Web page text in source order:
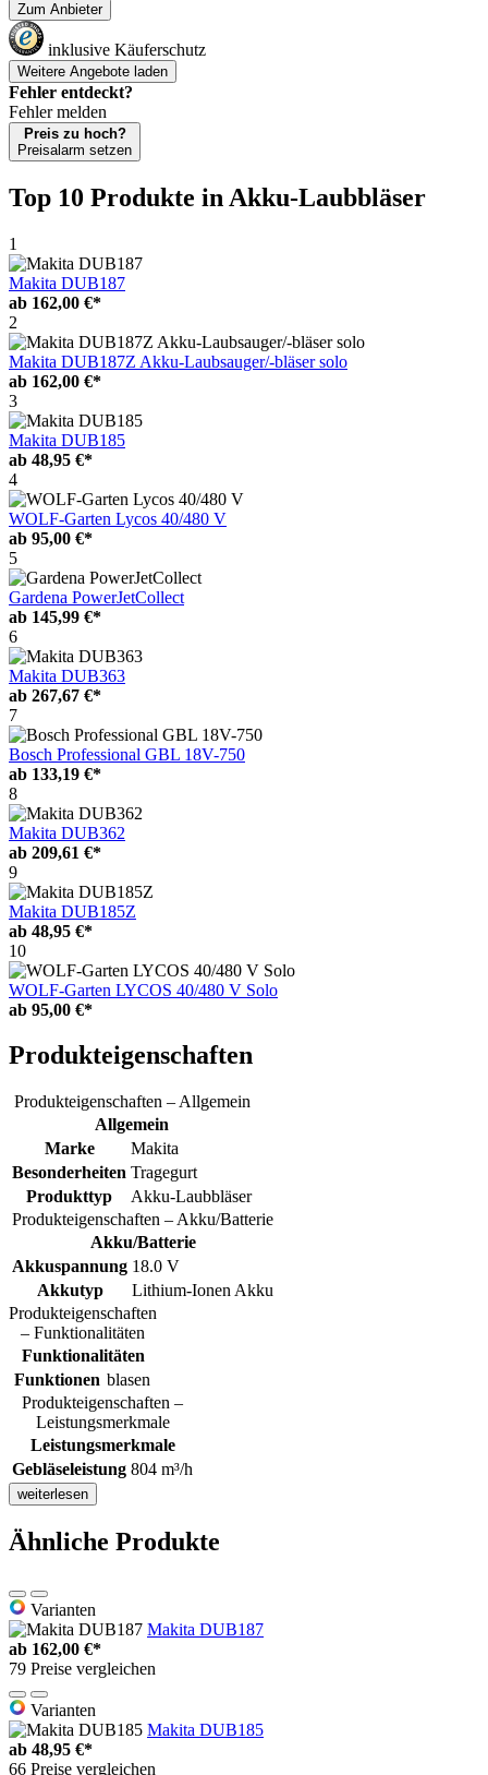
Zum Anbieter
inklusive Käuferschutz
Weitere Angebote laden
Fehler entdeckt?
Fehler melden
Preis zu hoch?
Preisalarm setzen
Top 10 Produkte in Akku-Laubbläser
1
Makita DUB187
ab 162,00 €*
2
Makita DUB187Z Akku-Laubsauger/-bläser solo
ab 162,00 €*
3
Makita DUB185
ab 48,95 €*
4
WOLF-Garten Lycos 40/480 V
ab 95,00 €*
5
Gardena PowerJetCollect
ab 145,99 €*
6
Makita DUB363
ab 267,67 €*
7
Bosch Professional GBL 18V-750
ab 133,19 €*
8
Makita DUB362
ab 209,61 €*
9
Makita DUB185Z
ab 48,95 €*
10
WOLF-Garten LYCOS 40/480 V Solo
ab 95,00 €*
Produkteigenschaften
Produkteigenschaften – Allgemein
Allgemein
Marke
Makita
Besonderheiten Tragegurt
Produkttyp
Akku-Laubbläser
Produkteigenschaften – Akku/Batterie
Akku/Batterie
Akkuspannung 18.0 V
Akkutyp
Lithium-Ionen Akku
Produkteigenschaften
– Funktionalitäten
Funktionalitäten
Funktionen blasen
Produkteigenschaften –
Leistungsmerkmale
Leistungsmerkmale
Gebläseleistung 804 m³/h
weiterlesen
Ähnliche Produkte
Varianten
Makita DUB187
ab 162,00 €*
79 Preise vergleichen
Varianten
Makita DUB185
ab 48,95 €*
66 Preise vergleichen